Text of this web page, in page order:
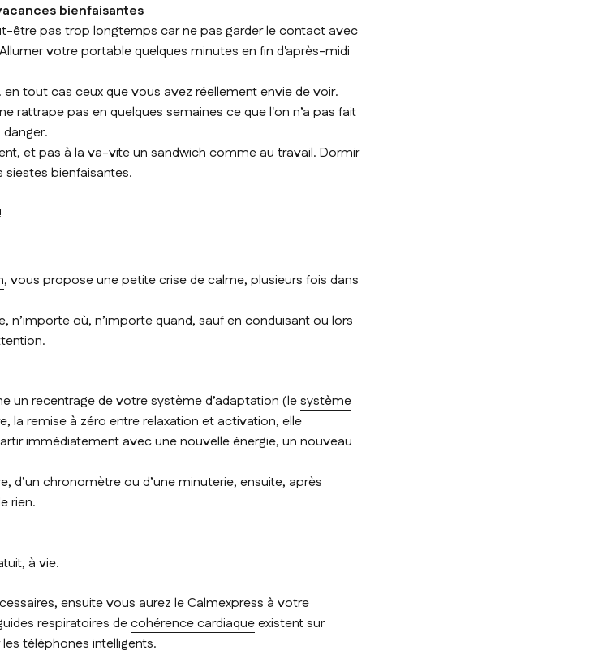
bienfaisantes
être pas trop longtemps car ne pas garder le contact avec
votre portable quelques minutes en fin d'après-midi
tout cas ceux que vous avez réellement envie de voir.
rattrape pas en quelques semaines ce que l'on n’a pas fait
et pas à la va-vite un sandwich comme au travail. Dormir
bienfaisantes.
, vous propose une petite crise de calme, plusieurs fois dans
n’importe où, n’importe quand, sauf en conduisant ou lors
un recentrage de votre système d’adaptation (lesystème
la remise à zéro entre relaxation et activation, elle
immédiatement avec une nouvelle énergie, un nouveau
d’un chronomètre ou d’une minuterie, ensuite, après
rien.
à vie.
ensuite vous aurez le Calmexpress à votre
respiratoires decohérence cardiaqueexistent sur
téléphones intelligents.